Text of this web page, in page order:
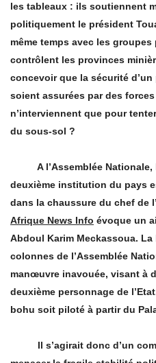
les tableaux : ils soutiennent
politiquement le président
même temps avec les
contrôlent les provinces
concevoir que la sécurité
soient assurées par des
n’interviennent que pour
du sous-sol ?
A l’Assemblée Nationale,
deuxième institution du pays
dans la chaussure du chef de
Afrique News Info évoque un
Abdoul Karim Meckassoua.
colonnes de l’Assemblée
manœuvre inavouée, visant à
deuxième personnage de
bohu soit piloté à partir du
Il s’agirait donc d’un